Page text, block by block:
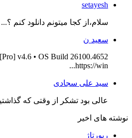
setayesh
سلام،از کجا میتونم دانلود کنم ؟...
سعید ن
v4.6 • OS Build 26100.4652
https://win...
سید علی سجادی
عالی بود تشکر از وقتی که
نوشته های اخیر
رپورتاژ